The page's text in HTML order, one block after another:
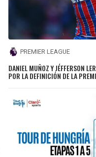
PREMIER LEAGUE
DANIEL MUÑOZ Y JÉFFERSON
POR LA DEFINICIÓN DE LA